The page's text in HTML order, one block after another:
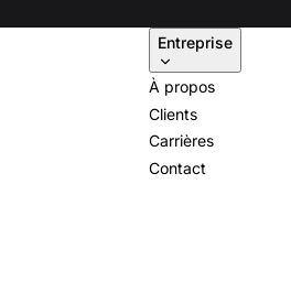
Entreprise
À propos
Clients
Carrières
Contact